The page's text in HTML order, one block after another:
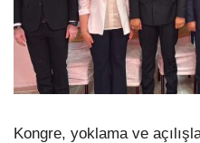
Kongre, yoklama ve